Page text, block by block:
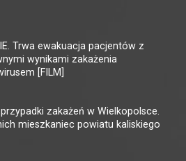
Trwa ewakuacja pacjentów z
wynikami zakażenia
[FILM]
zakażeń w Wielkopolsce.
mieszkaniec powiatu kaliskiego